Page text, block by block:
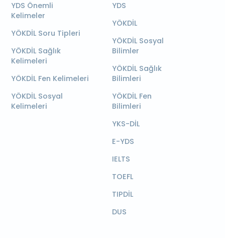
YDS Önemli
Kelimeler
YÖKDİL Soru Tipleri
YÖKDİL Sağlık
Kelimeleri
YÖKDİL Fen Kelimeleri
YÖKDİL Sosyal
Kelimeleri
YDS
YÖKDİL
YÖKDİL Sosyal
Bilimler
YÖKDİL Sağlık
Bilimleri
YÖKDİL Fen
Bilimleri
YKS-DİL
E-YDS
IELTS
TOEFL
TIPDİL
DUS